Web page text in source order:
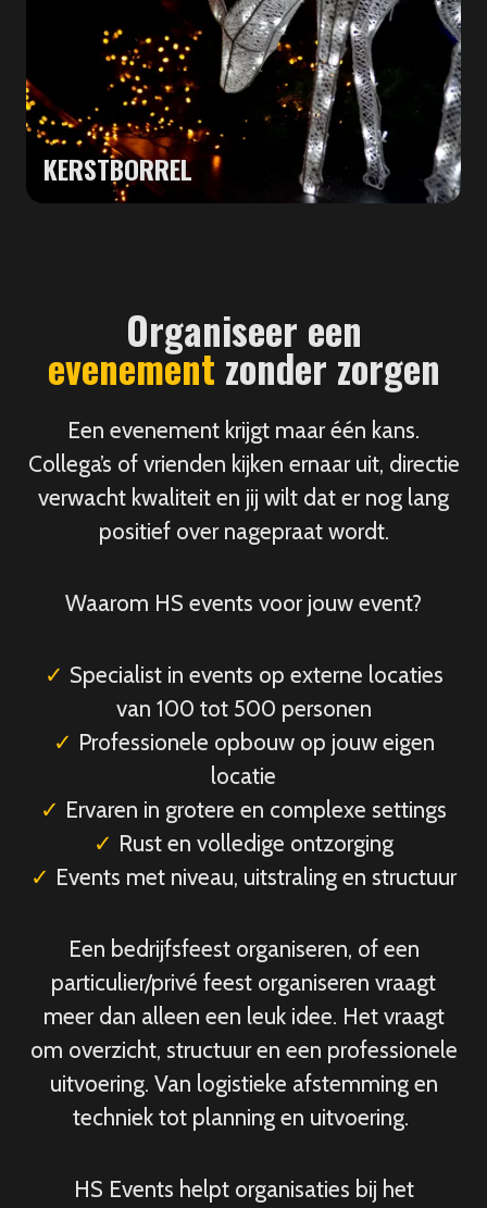
KERSTBORREL
Organiseer een
evenement zonder zorgen
Een evenement krijgt maar één kans.
Collega’s of vrienden kijken ernaar uit, directie
verwacht kwaliteit en jij wilt dat er nog lang
positief over nagepraat wordt.
Waarom HS events voor jouw event?
✓ Specialist in events op externe locaties
van 100 tot 500 personen
✓ Professionele opbouw op jouw eigen
locatie
✓ Ervaren in grotere en complexe settings
✓ Rust en volledige ontzorging
✓ Events met niveau, uitstraling en structuur
Een bedrijfsfeest organiseren, of een
particulier/privé feest organiseren vraagt
meer dan alleen een leuk idee. Het vraagt
om overzicht, structuur en een professionele
uitvoering. Van logistieke afstemming en
techniek tot planning en uitvoering.
HS Events helpt organisaties bij het